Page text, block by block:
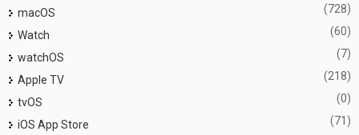
macOS (728)
Watch (60)
watchOS (7)
Apple TV (218)
tvOS (0)
iOS App Store (71)